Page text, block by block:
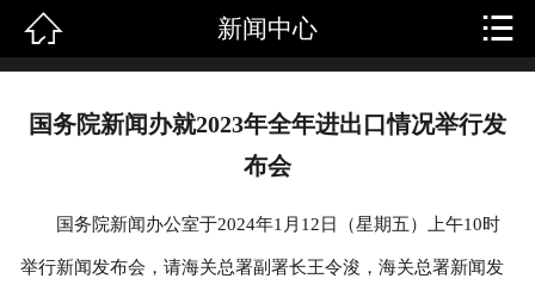
新闻中心
成功案例
 新闻中心 
国务院新闻办就2023年全年进出口情况举行发
布会
国务院新闻办公室于2024年1月12日（星期五）上午10时
举行新闻发布会，请海关总署副署长王令浚，海关总署新闻发